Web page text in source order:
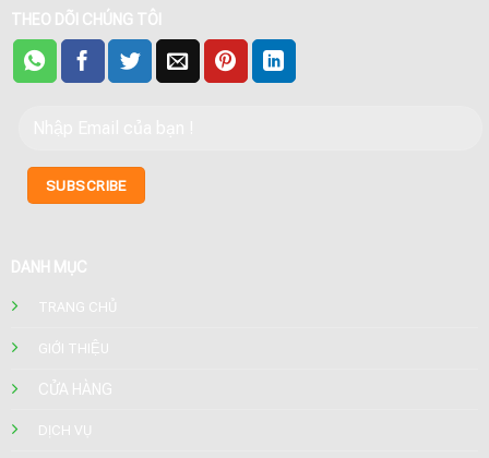
THEO DÕI CHÚNG TÔI
DANH MỤC
TRANG CHỦ
GIỚI THIỆU
CỬA HÀNG
DỊCH VỤ